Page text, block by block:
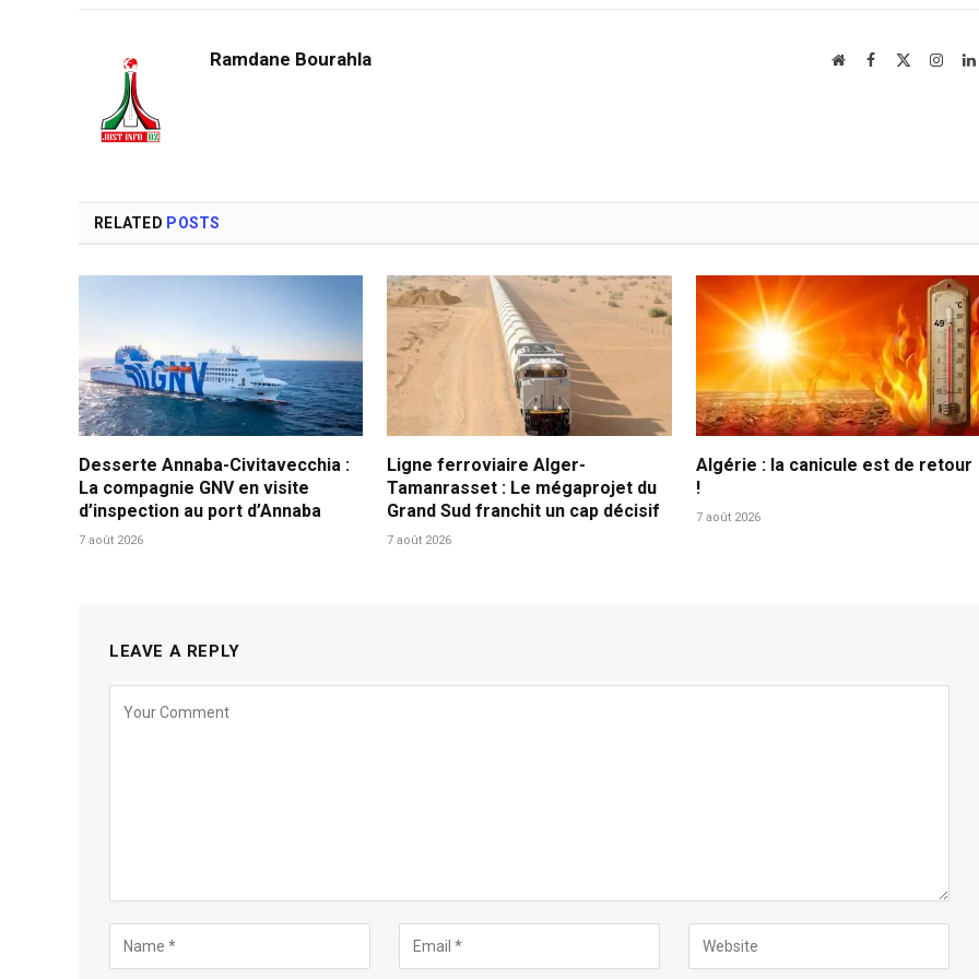
Ramdane Bourahla WebsiteFacebook
RELATED POSTS
Desserte Annaba-Civitavecchia :
La compagnie GNV en visite
d’inspection au port d’Annaba
7 août 2026
Ligne ferroviaire Alger-
Tamanrasset : Le mégaprojet du
Grand Sud franchit un cap décisif
7 août 2026
Algérie : la canicule est de retour
!
7 août 2026
LEAVE A REPLY